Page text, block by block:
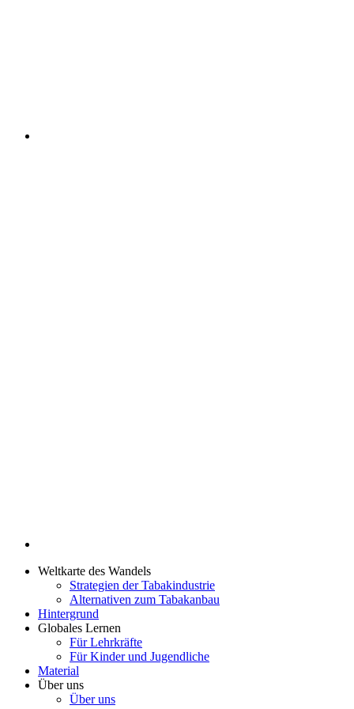
Weltkarte des Wandels
Strategien der Tabakindustrie
Alternativen zum Tabakanbau
Hintergrund
Globales Lernen
Für Lehrkräfte
Für Kinder und Jugendliche
Material
Über uns
Über uns